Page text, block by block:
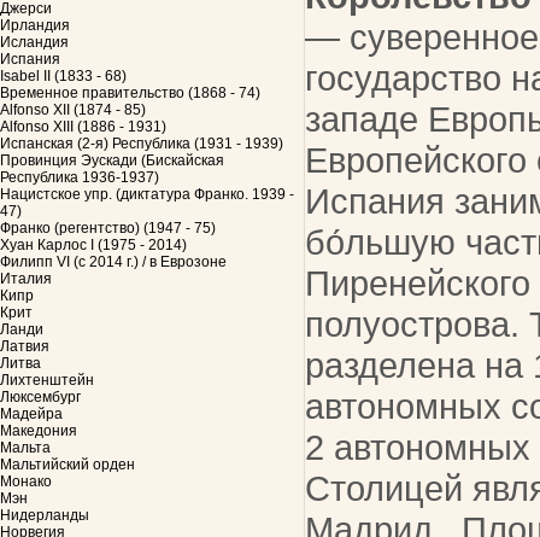
Джерси
Ирландия
Исландия
Испания
Isabel II (1833 - 68)
Временное правительство (1868 - 74)
Alfonso XII (1874 - 85)
Alfonso XIII (1886 - 1931)
Испанская (2-я) Республика (1931 - 1939)
Провинция Эускади (Бискайская
Республика 1936-1937)
Нацистское упр. (диктатура Франко. 1939 -
47)
Франко (регентство) (1947 - 75)
Хуан Карлос I (1975 - 2014)
Филипп VI (с 2014 г.) / в Еврозоне
Италия
Кипр
Крит
Ланди
Латвия
Литва
Лихтенштейн
Люксембург
Мадейра
Македония
Мальта
Мальтийский орден
Монако
Мэн
Нидерланды
Норвегия
— суверенное
государство
западе
Испания
бо́льшую
Пиренейского
полуострова.
разделена на
автономных
2 автономных
Столицей